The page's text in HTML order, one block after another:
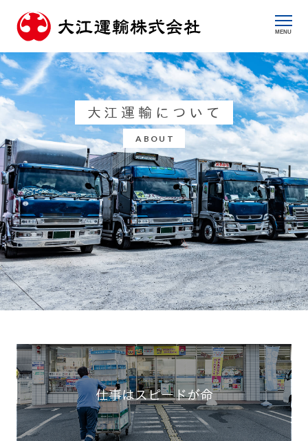
MENU
大江運輸について
ABOUT
仕事はスピードが命